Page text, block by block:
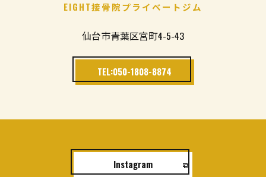
EIGHT接骨院プライベートジム
仙台市青葉区宮町4-5-43
TEL:050-1808-8874
Instagram